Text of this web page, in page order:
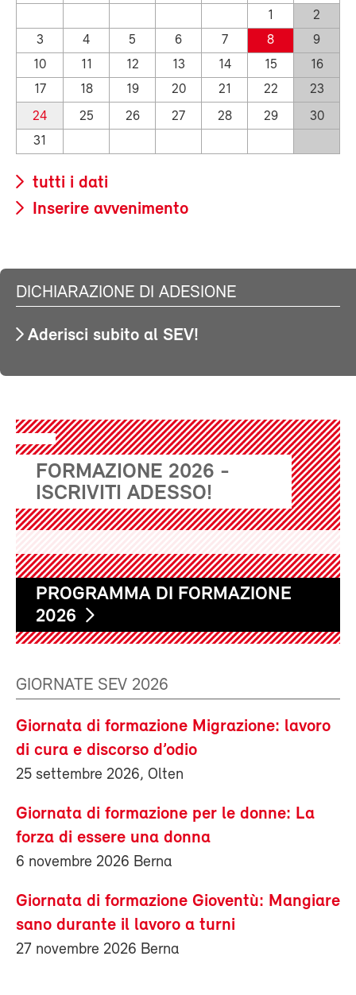
1
2
3
4 5 6 7 8
9
10
11 12 13 14 15
16
17
18 19 20 21 22
23
24
25 26 27 28 29
30
31
tutti i dati
Inserire avvenimento
DICHIARAZIONE DI ADESIONE
Aderisci subito al SEV!
FORMAZIONE 2026 -
ISCRIVITI ADESSO!
PROGRAMMA DI FORMAZIONE
2026
GIORNATE SEV 2026
Giornata di formazione Migrazione: lavoro
di cura e discorso d’odio
25 settembre 2026, Olten
Giornata di formazione per le donne: La
forza di essere una donna
6 novembre 2026 Berna
Giornata di formazione Gioventù: Mangiare
sano durante il lavoro a turni
27 novembre 2026 Berna